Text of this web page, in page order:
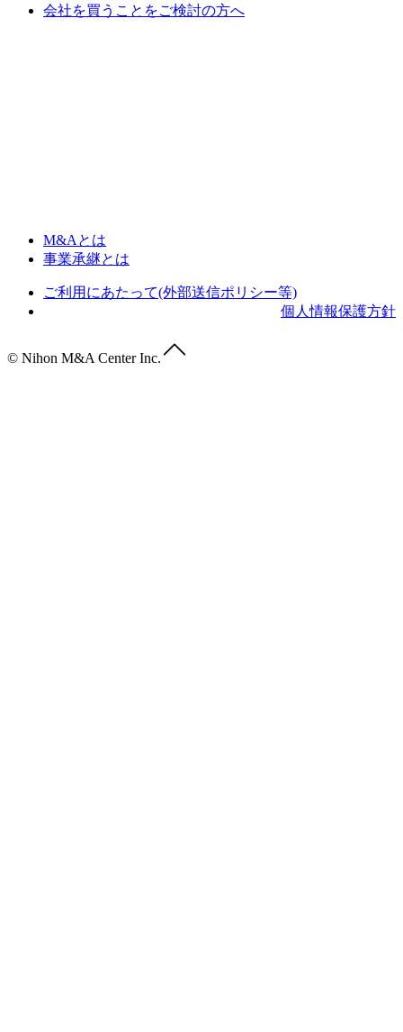
会社を買うことをご検討の方へ
M&Aとは
事業承継とは
ご利用にあたって(外部送信ポリシー等)
個人情報保護方針
© Nihon M&A Center Inc.